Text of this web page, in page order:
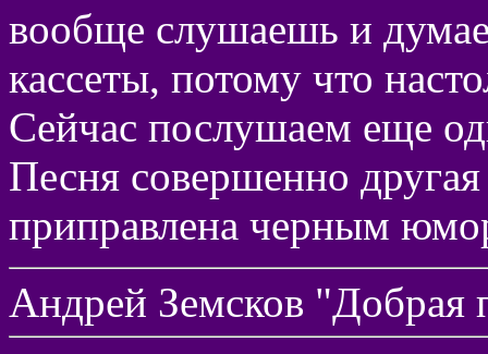
вообще слушаешь и
кассеты, потому что
Сейчас послушаем еще
Песня совершенно
приправлена черным
Андрей Земсков "Добрая